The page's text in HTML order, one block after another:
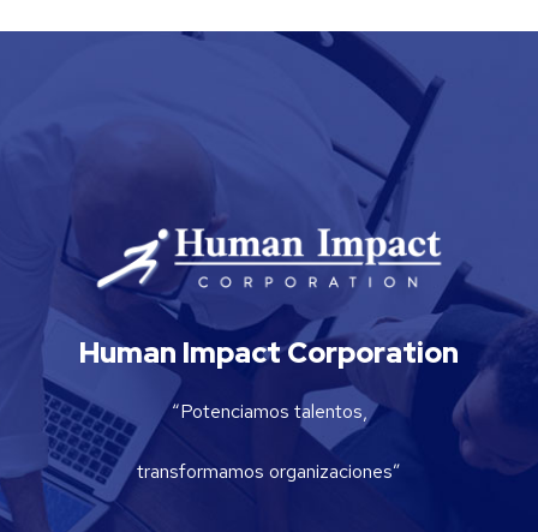
Human Impact Corporation
“Potenciamos talentos,
transformamos organizaciones”